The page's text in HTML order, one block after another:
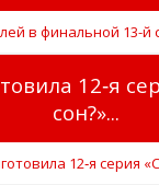
12‑я
сон?»...